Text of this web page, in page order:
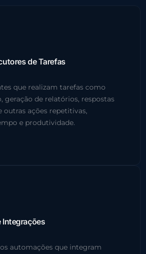
de Tarefas
que realizam tarefas como
geração de relatórios, respostas
outras ações repetitivas,
e produtividade.
Integrações
automações que integram